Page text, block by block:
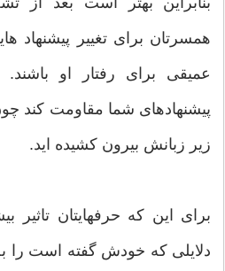
همسرتان برای تغییر پیشنهاد
عمیقی برای رفتار او باشند.
پیشنهادهای شما مقاومت کند
زیر زبانش بیرون کشیده اید.
برای این که حرفهایتان تاثیر
دلایلی که خودش گفته است را به